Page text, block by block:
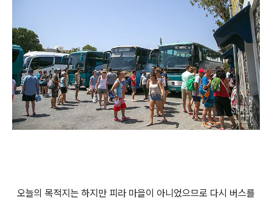
오늘의 목적지는 하지만 피라 마을이 아니었으므로 다시 버스를